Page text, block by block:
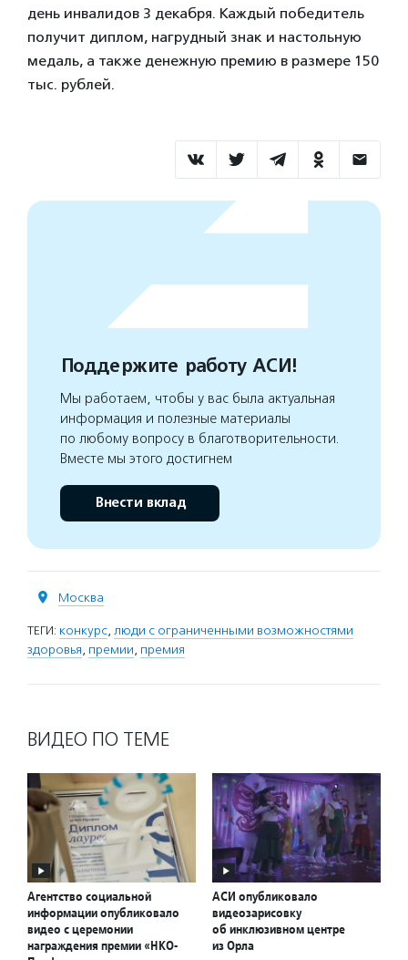
день инвалидов 3 декабря. Каждый победитель
получит диплом, нагрудный знак и настольную
медаль, а также денежную премию в размере 150
тыс. рублей.
Поддержите работу АСИ!
Мы работаем, чтобы у вас была актуальная
информация и полезные материалы
по любому вопросу в благотворительности.
Вместе мы этого достигнем
Внести вклад
Москва
ТЕГИ: конкурс, люди с ограниченными возможностями
здоровья, премии, премия
ВИДЕО ПО ТЕМЕ
Агентство социальной
информации опубликовало
видео с церемонии
награждения премии «НКО-
АСИ опубликовало
видеозарисовку
об инклюзивном центре
из Орла